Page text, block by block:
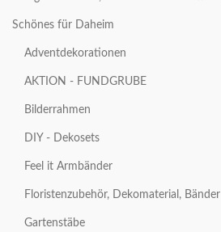
Schönes für Daheim
Adventdekorationen
AKTION - FUNDGRUBE
Bilderrahmen
DIY - Dekosets
Feel it Armbänder
Floristenzubehör, Dekomaterial, Bänder
Gartenstäbe